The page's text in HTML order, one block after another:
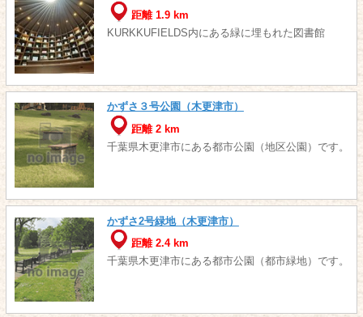
距離 1.9 km
KURKKUFIELDS内にある緑に埋もれた図書館
かずさ３号公園（木更津市）
距離 2 km
千葉県木更津市にある都市公園（地区公園）です。
かずさ2号緑地（木更津市）
距離 2.4 km
千葉県木更津市にある都市公園（都市緑地）です。